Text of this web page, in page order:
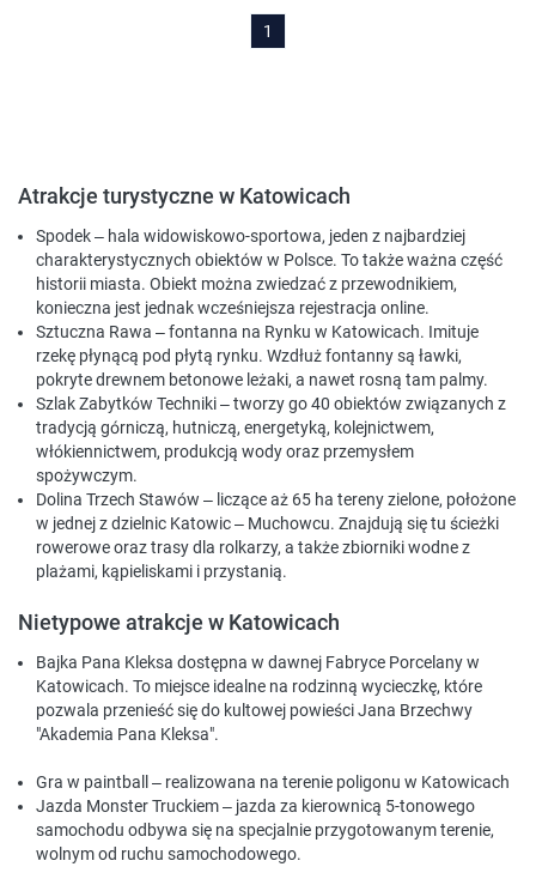
1
Atrakcje turystyczne w Katowicach
Spodek– hala widowiskowo-sportowa, jeden z najbardziej
charakterystycznych obiektów w Polsce. To także ważna część
historii miasta. Obiekt można zwiedzać z przewodnikiem,
konieczna jest jednak wcześniejsza rejestracja online.
Sztuczna Rawa – fontanna na Rynku w Katowicach. Imituje
rzekę płynącą pod płytą rynku. Wzdłuż fontanny są ławki,
pokryte drewnem betonowe leżaki, a nawet rosną tam palmy.
Szlak Zabytków Techniki– tworzy go 40 obiektów związanych z
tradycją górniczą, hutniczą, energetyką, kolejnictwem,
włókiennictwem, produkcją wody oraz przemysłem
spożywczym.
Dolina Trzech Stawów – liczące aż 65 ha tereny zielone, położone
w jednej z dzielnic Katowic – Muchowcu. Znajdują się tu ścieżki
rowerowe oraz trasy dla rolkarzy, a także zbiorniki wodne z
plażami, kąpieliskami i przystanią.
Nietypowe atrakcje w Katowicach
Bajka Pana Kleksa dostępna w dawnej Fabryce Porcelany w
Katowicach. To miejsce idealne na rodzinną wycieczkę, które
pozwala przenieść się do kultowej powieści Jana Brzechwy
"Akademia Pana Kleksa".
Gra w paintball
– realizowana na terenie poligonu w Katowicach
Jazda Monster Truckiem– jazda za kierownicą 5-tonowego
samochodu odbywa się na specjalnie przygotowanym terenie,
wolnym od ruchu samochodowego.